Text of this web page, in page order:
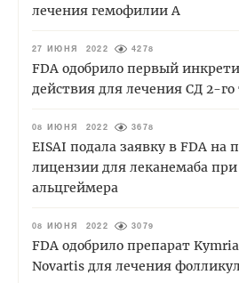
лечения гемофилии А
27 ИЮНЯ 2022 4278
FDA одобрило первый
действия для лечения СД 2-го
08 ИЮНЯ 2022 3678
EISAI подала заявку в FDA на
лицензии для леканемаба
альцгеймера
08 ИЮНЯ 2022 3079
FDA одобрило препарат
Novartis для лечения